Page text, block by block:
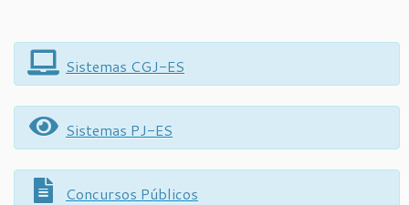
Sistemas CGJ-ES
Sistemas PJ-ES
Concursos Públicos